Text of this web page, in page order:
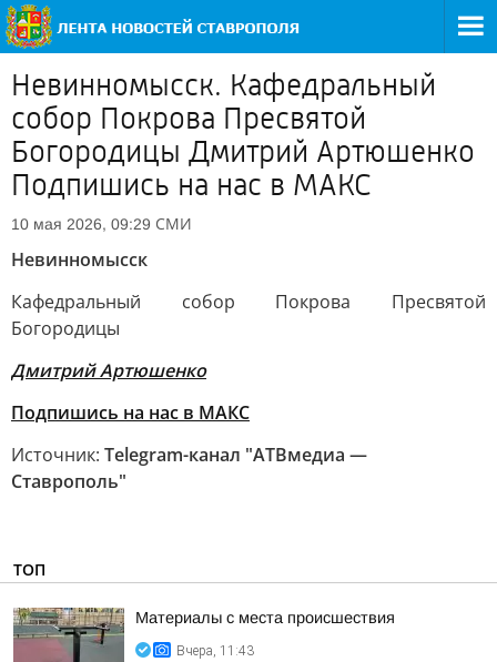
Невинномысск. Кафедральный
собор Покрова Пресвятой
Богородицы Дмитрий Артюшенко
Подпишись на нас в МАКС
10 мая 2026, 09:29 СМИ
Невинномысск
Кафедральный собор Покрова Пресвятой
Богородицы
Дмитрий Артюшенко
Подпишись на нас в МАКС
Источник: Telegram-канал "АТВмедиа —
Ставрополь"
ТОП
Материалы с места происшествия
Вчера, 11:43